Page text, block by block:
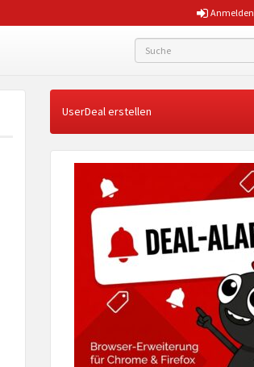
Anmelden
UserDeal erstellen